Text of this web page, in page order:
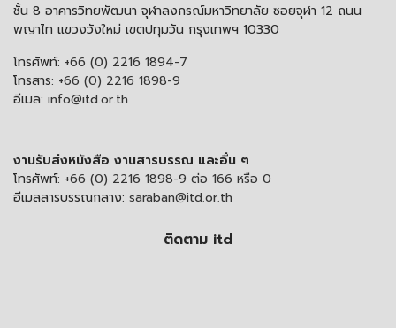
ชั้น 8 อาคารวิทยพัฒนา จุฬาลงกรณ์มหาวิทยาลัย ซอยจุฬา 12 ถนน
พญาไท แขวงวังใหม่ เขตปทุมวัน กรุงเทพฯ 10330
โทรศัพท์: +66 (0) 2216 1894-7
โทรสาร: +66 (0) 2216 1898-9
อีเมล: info@itd.or.th
งานรับส่งหนังสือ งานสารบรรณ และอื่น ๆ
โทรศัพท์: +66 (0) 2216 1898-9 ต่อ 166 หรือ 0
อีเมลสารบรรณกลาง: saraban@itd.or.th
ติดตาม itd